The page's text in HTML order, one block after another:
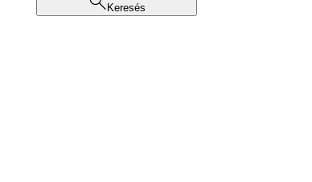
Keresés